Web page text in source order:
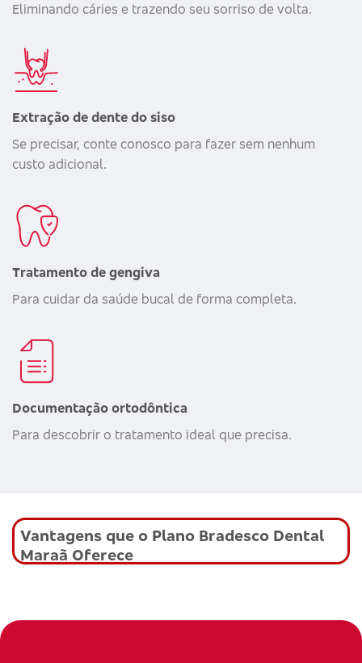
Eliminando cáries e trazendo seu sorriso de volta.
Extração de dente do siso
Se precisar, conte conosco para fazer sem nenhum
custo adicional.
Tratamento de gengiva
Para cuidar da saúde bucal de forma completa.
Documentação ortodôntica
Para descobrir o tratamento ideal que precisa.
Vantagens que o Plano Bradesco Dental
Maraã Oferece